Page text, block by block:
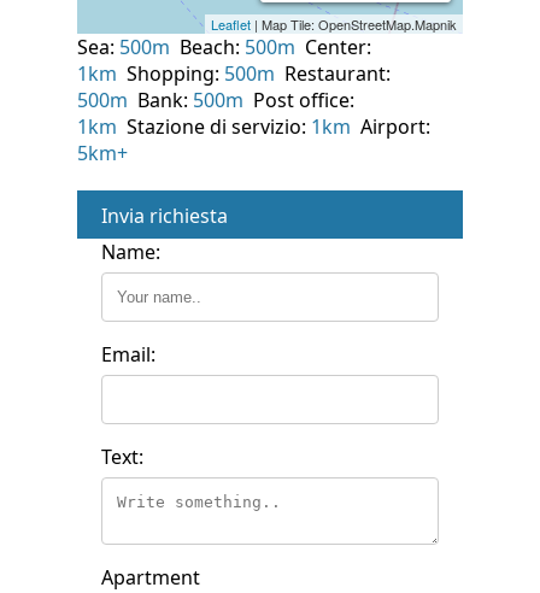
Sea: 500m Beach: 500m Center:
1km Shopping: 500m Restaurant:
500m Bank: 500m Post office:
1km Stazione di servizio: 1km Airport:
5km+
Invia richiesta
Name:
Email:
Text:
Apartment